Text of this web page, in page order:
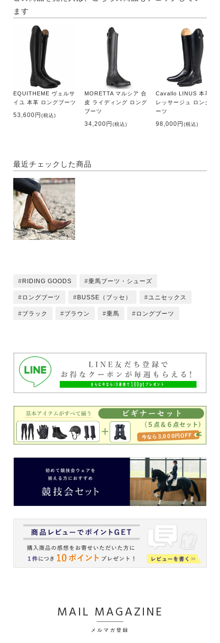
ます
EQUITHEME ヴェルサ
イユ 本革 ロングブーツ
53,600円(税込)
MORETTA マルシア 合
皮 ライディング ロング
ブーツ
34,200円(税込)
Cavallo LINUS 本革 ド
レッサージュ ロングブ
ーツ
98,000円(税込)
最近チェックした商品
RIDING GOODS 乗馬ブーツ・シューズ
ロングブーツ BUSSE（ブッセ） ユニセックス
ブラック ブラウン 乗馬 ロングブーツ
MAIL MAGAZINE
メルマガ登録